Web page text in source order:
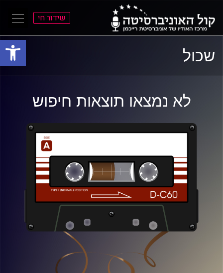
פתח
התפריט
הראשי
התוכן
הראשי
שידור חי
שכול
לא נמצאו תוצאות חיפוש